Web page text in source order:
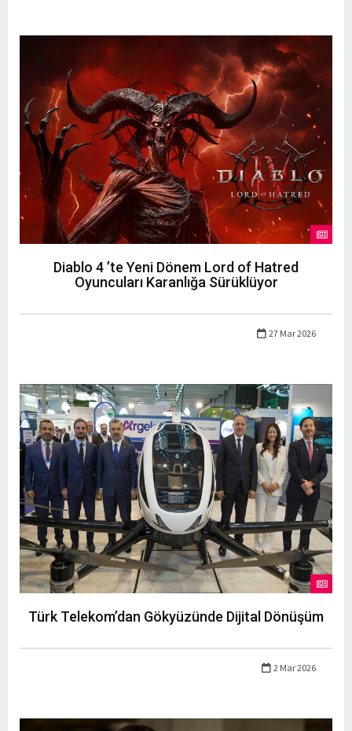
Diablo 4 ’te Yeni Dönem Lord of Hatred
Oyuncuları Karanlığa Sürüklüyor
27 Mar 2026
Türk Telekom’dan Gökyüzünde Dijital Dönüşüm
2 Mar 2026